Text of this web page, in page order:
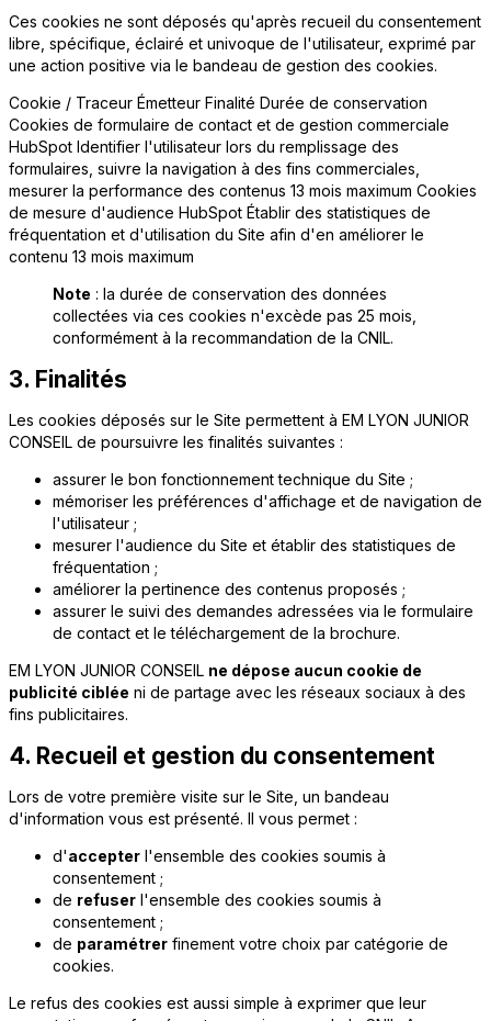
Ces cookies ne sont déposés qu'après recueil du consentement
libre, spécifique, éclairé et univoque de l'utilisateur, exprimé par
une action positive via le bandeau de gestion des cookies.
Cookie / Traceur Émetteur Finalité Durée de conservation
Cookies de formulaire de contact et de gestion commerciale
HubSpot Identifier l'utilisateur lors du remplissage des
formulaires, suivre la navigation à des fins commerciales,
mesurer la performance des contenus 13 mois maximum Cookies
de mesure d'audience HubSpot Établir des statistiques de
fréquentation et d'utilisation du Site afin d'en améliorer le
contenu 13 mois maximum
Note : la durée de conservation des données
collectées via ces cookies n'excède pas 25 mois,
conformément à la recommandation de la CNIL.
3. Finalités
Les cookies déposés sur le Site permettent à EM LYON JUNIOR
CONSEIL de poursuivre les finalités suivantes :
assurer le bon fonctionnement technique du Site ;
mémoriser les préférences d'affichage et de navigation de
l'utilisateur ;
mesurer l'audience du Site et établir des statistiques de
fréquentation ;
améliorer la pertinence des contenus proposés ;
assurer le suivi des demandes adressées via le formulaire
de contact et le téléchargement de la brochure.
EM LYON JUNIOR CONSEIL ne dépose aucun cookie de
publicité ciblée ni de partage avec les réseaux sociaux à des
fins publicitaires.
4. Recueil et gestion du consentement
Lors de votre première visite sur le Site, un bandeau
d'information vous est présenté. Il vous permet :
d'accepter l'ensemble des cookies soumis à
consentement ;
de refuser l'ensemble des cookies soumis à
consentement ;
de paramétrer finement votre choix par catégorie de
cookies.
Le refus des cookies est aussi simple à exprimer que leur